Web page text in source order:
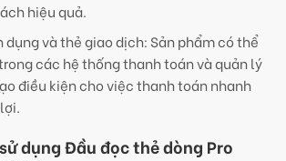
hiệu quả.
dụng và thẻ giao dịch: Sản phẩm có thể
các hệ thống thanh toán và quản lý
điều kiện cho việc thanh toán nhanh
dụng Đầu đọc thẻ dòng Pro